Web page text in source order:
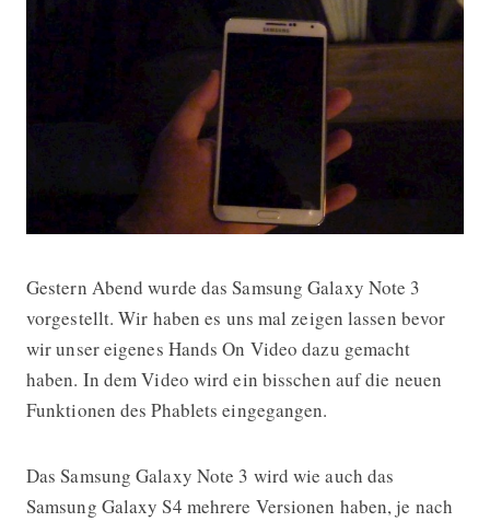
Samsung Galaxy Note 3 vorgestellt
Gestern Abend wurde das Samsung Galaxy Note 3
vorgestellt. Wir haben es uns mal zeigen lassen bevor
wir unser eigenes Hands On Video dazu gemacht
haben. In dem Video wird ein bisschen auf die neuen
Funktionen des Phablets eingegangen.
Das Samsung Galaxy Note 3 wird wie auch das
Samsung Galaxy S4 mehrere Versionen haben, je nach